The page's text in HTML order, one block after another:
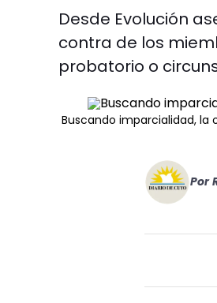
Desde Evolución
contra de los
probatorio o
Buscando imparcialidad, la
Por